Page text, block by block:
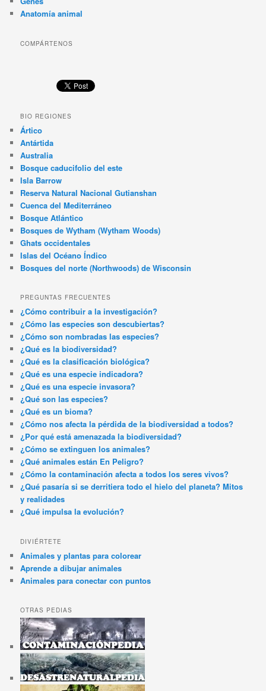
Anatomía animal
COMPÁRTENOS
BIO REGIONES
Ártico
Antártida
Australia
Bosque caducifolio del este
Isla Barrow
Reserva Natural Nacional Gutianshan
Cuenca del Mediterráneo
Bosque Atlántico
Bosques de Wytham (Wytham Woods)
Ghats occidentales
Islas del Océano Índico
Bosques del norte (Northwoods) de Wisconsin
PREGUNTAS FRECUENTES
¿Cómo contribuir a la investigación?
¿Cómo las especies son descubiertas?
¿Cómo son nombradas las especies?
¿Qué es la biodiversidad?
¿Qué es la clasificación biológica?
¿Qué es una especie indicadora?
¿Qué es una especie invasora?
¿Qué son las especies?
¿Qué es un bioma?
¿Cómo nos afecta la pérdida de la biodiversidad a todos?
¿Por qué está amenazada la biodiversidad?
¿Cómo se extinguen los animales?
¿Qué animales están En Peligro?
¿Cómo la contaminación afecta a todos los seres vivos?
¿Qué pasaría si se derritiera todo el hielo del planeta? Mitos
y realidades
¿Qué impulsa la evolución?
DIVIÉRTETE
Animales y plantas para colorear
Aprende a dibujar animales
Animales para conectar con puntos
OTRAS PEDIAS